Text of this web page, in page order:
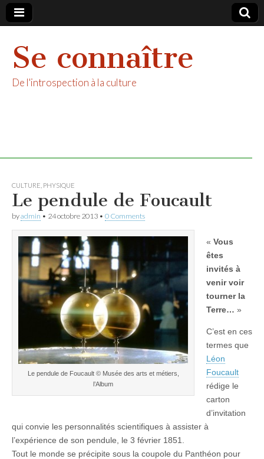
Se connaître
De l'introspection à la culture
CULTURE PHYSIQUE
Le pendule de Foucault
byadmin • 24 octobre 2013 • 0 Comments
Le pendule de Foucault © Musée des arts et métiers,
l’Album
« Vous
êtes
invités à
venir voir
tourner la
Terre… »
C’est en ces
termes que
Léon
Foucault
rédige le
carton
d’invitation
qui convie les personnalités scientifiques à assister à
l’expérience de son pendule, le 3 février 1851.
Tout le monde se précipite sous la coupole du Panthéon pour